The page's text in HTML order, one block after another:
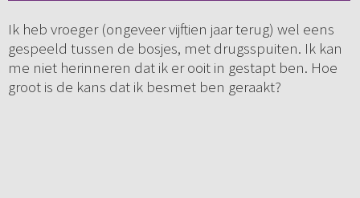
Ik heb vroeger (ongeveer vijftien jaar terug) wel eens
gespeeld tussen de bosjes, met drugsspuiten. Ik kan
me niet herinneren dat ik er ooit in gestapt ben. Hoe
groot is de kans dat ik besmet ben geraakt?